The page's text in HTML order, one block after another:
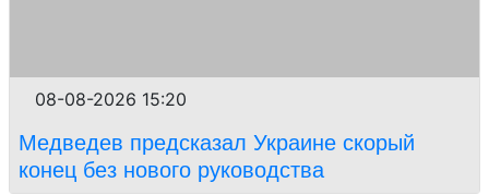
08-08-2026 15:20
Медведев предсказал Украине скорый
конец без нового руководства